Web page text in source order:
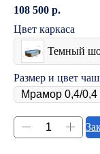
108 500 р.
Цвет каркаса
Темный
Размер и цвет